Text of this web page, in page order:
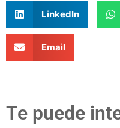
LinkedIn
Email
Te puede